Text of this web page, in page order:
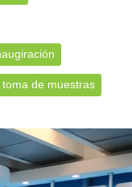
toma de muestras